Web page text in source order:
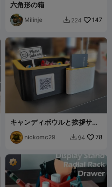
六角形の箱
Milinje  224 147
キャンディボウルと挨拶サイ
ン付き名刺＆ペンホルダー。
nickomc29  94 78